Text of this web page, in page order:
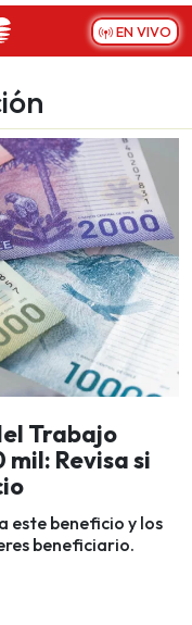
EN VIVO
Trabajo
Revisa si
este beneficio y los
beneficiario.